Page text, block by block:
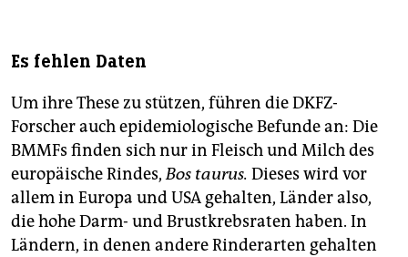
Es fehlen Daten
Um ihre These zu stützen, führen die DKFZ-
Forscher auch epidemiologische Befunde an: Die
BMMFs finden sich nur in Fleisch und Milch des
europäische Rindes,Bos taurus. Dieses wird vor
allem in Europa und USA gehalten, Länder also,
die hohe Darm- und Brustkrebsraten haben. In
Ländern, in denen andere Rinderarten gehalten